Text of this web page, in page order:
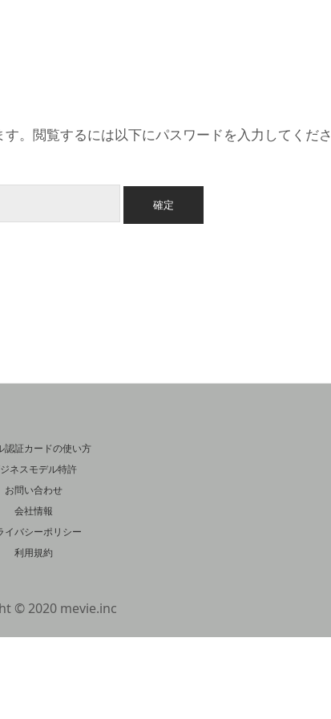
。閲覧するには以下にパスワードを入力してくださ
認証カードの使い方
ネスモデル特許
お問い合わせ
会社情報
イバシーポリシー
利用規約
© 2020 mevie.inc